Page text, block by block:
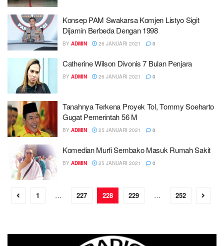
Konsep PAM Swakarsa Komjen Listyo Sigit
Dijamin Berbeda Dengan 1998
BY ADMIN 26 JANUARI 2021 0
Catherine Wilson Divonis 7 Bulan Penjara
BY ADMIN 26 JANUARI 2021 0
Tanahnya Terkena Proyek Tol, Tommy Soeharto
Gugat Pemerintah 56 M
BY ADMIN 25 JANUARI 2021 0
Komedian Murfi Sembako Masuk Rumah Sakit
BY ADMIN 25 JANUARI 2021 0
1 … 227 228 229 … 252